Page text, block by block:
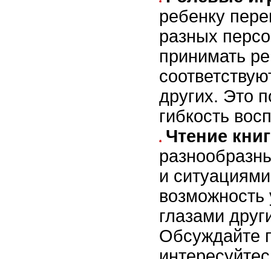
ребенку
разных
принимать
других. Это
гибкость
Чтение книг
и
возможность
глазами
Обсуждайте